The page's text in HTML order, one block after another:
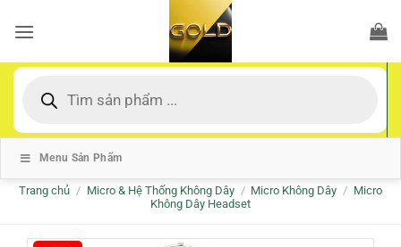
qua
dung
kiếm
Menu Sản Phẩm
Trang chủ / Micro & Hệ Thống Không Dây / Micro Không Dây / Micro
Không Dây Headset